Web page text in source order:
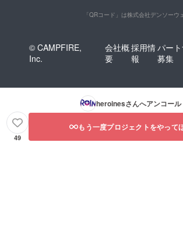
「QRコード」は株式会社デンソーウ
© CAMPFIRE,
Inc.
会社概
要
採用情
報
パー
募集
heroinesさんへアンコール
49
もう一度プロジェクトをやって